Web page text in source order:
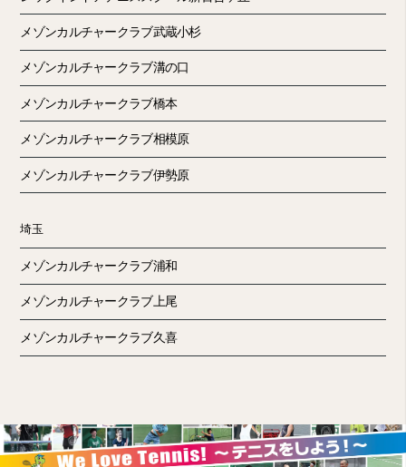
メゾンカルチャークラブ武蔵小杉
メゾンカルチャークラブ溝の口
メゾンカルチャークラブ橋本
メゾンカルチャークラブ相模原
メゾンカルチャークラブ伊勢原
埼玉
メゾンカルチャークラブ浦和
メゾンカルチャークラブ上尾
メゾンカルチャークラブ久喜